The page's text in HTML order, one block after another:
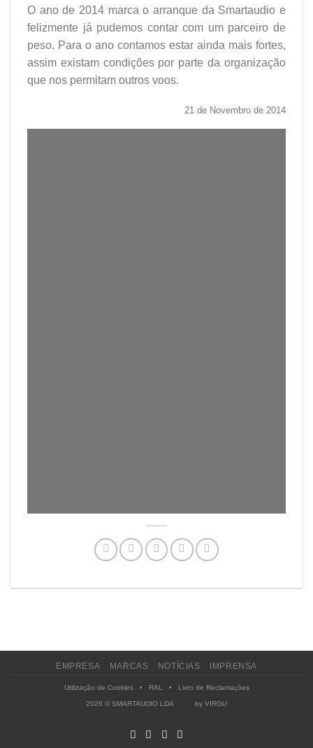
O ano de 2014 marca o arranque da Smartaudio e
felizmente já pudemos contar com um parceiro de
peso. Para o ano contamos estar ainda mais fortes,
assim existam condições por parte da organização
que nos permitam outros voos.
21 de Novembro de 2014
EMPRESA MARCAS NOTÍCIAS IMPRENSA
Utilização de Cookies• RAL • Livro de Reclamações
2026 © SMARTAUDIO LDA by VIRGU